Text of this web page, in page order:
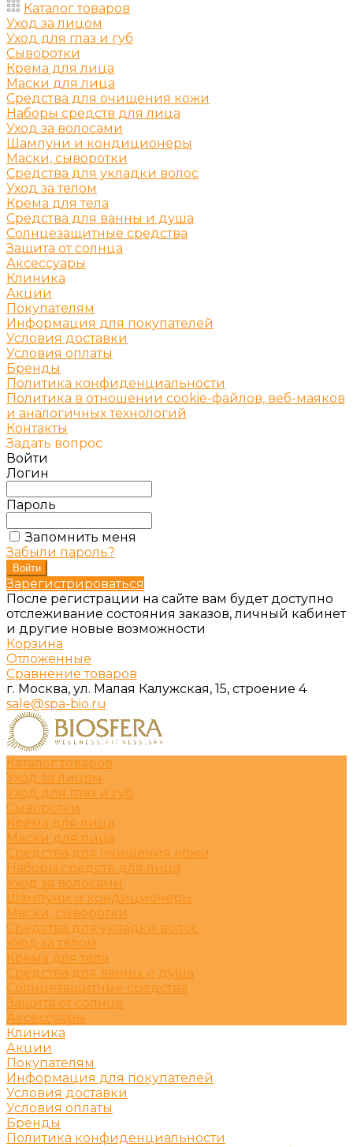
Каталог товаров
Уход за лицом
Уход для глаз и губ
Сыворотки
Крема для лица
Маски для лица
Средства для очищения кожи
Наборы средств для лица
Уход за волосами
Шампуни и кондиционеры
Маски, сыворотки
Средства для укладки волос
Уход за телом
Крема для тела
Средства для ванны и душа
Солнцезащитные средства
Защита от солнца
Аксессуары
Клиника
Акции
Покупателям
Информация для покупателей
Условия доставки
Условия оплаты
Бренды
Политика конфиденциальности
Политика в отношении cookie-файлов, веб-маяков
и аналогичных технологий
Контакты
Задать вопрос
Войти
Логин
Пароль
Запомнить меня
Забыли пароль?
Зарегистрироваться
После регистрации на сайте вам будет доступно
отслеживание состояния заказов, личный кабинет
и другие новые возможности
Корзина
Отложенные
Сравнение товаров
г. Москва, ул. Малая Калужская, 15, строение 4
sale@spa-bio.ru
Каталог товаров
Уход за лицом
Уход для глаз и губ
Сыворотки
Крема для лица
Маски для лица
Средства для очищения кожи
Наборы средств для лица
Уход за волосами
Шампуни и кондиционеры
Маски, сыворотки
Средства для укладки волос
Уход за телом
Крема для тела
Средства для ванны и душа
Солнцезащитные средства
Защита от солнца
Аксессуары
Клиника
Акции
Покупателям
Информация для покупателей
Условия доставки
Условия оплаты
Бренды
Политика конфиденциальности